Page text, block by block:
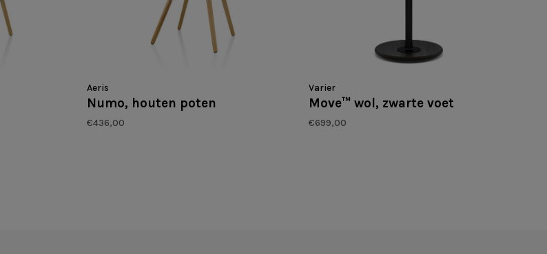
Aeris
Numo, houten poten
€436,00
Varier
Move™ wol, zwarte voet
€699,00